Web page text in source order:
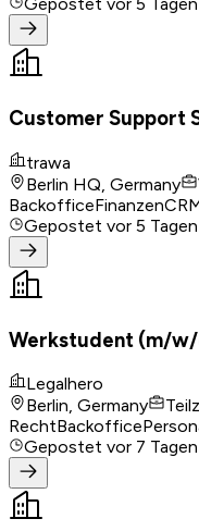
Gepostet vor 5 Tagen
Customer Support
trawa
Berlin HQ, Germany
BackofficeFinanzen
Gepostet vor 5 Tagen
Werkstudent (m/
Legalhero
Berlin, Germany
RechtBackoffice
Gepostet vor 7 Tagen